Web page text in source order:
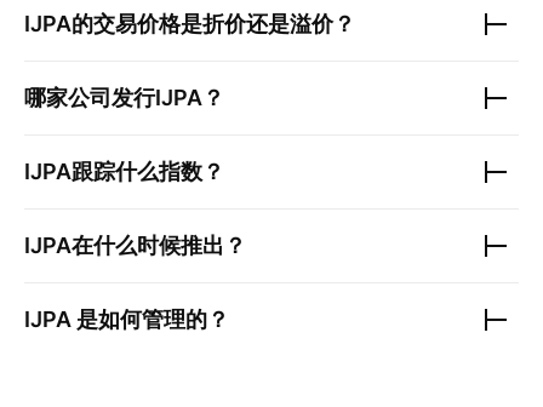
IJPA的交易价格是折价还是溢价？
哪家公司发行IJPA ？
IJPA跟踪什么指数？
IJPA在什么时候推出？
IJPA 是如何管理的？